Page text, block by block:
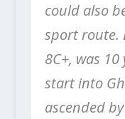
could also
sport route.
8C+, was
start into
ascended